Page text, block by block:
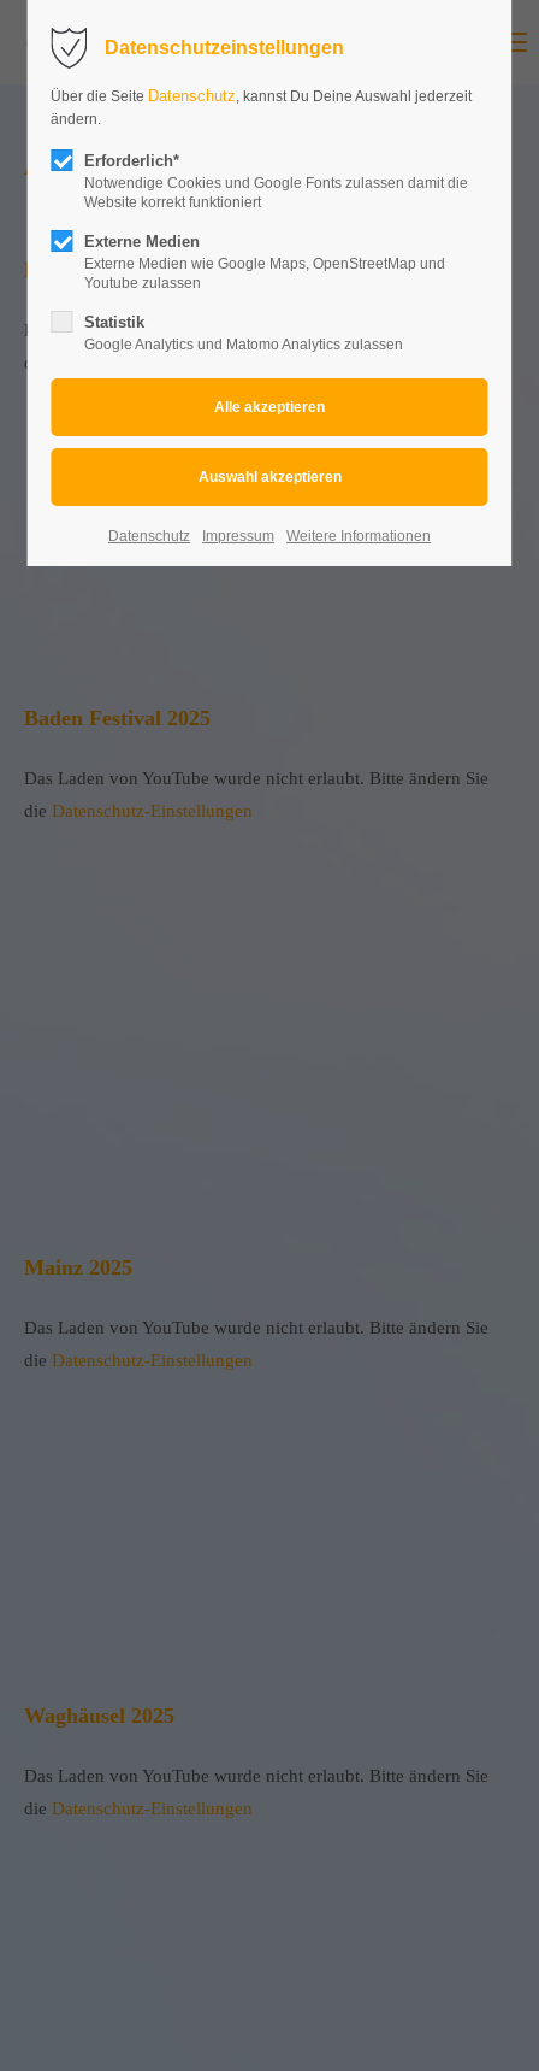
Aftermovies
Koblenz 2025
Das Laden von YouTube wurde nicht erlaubt. Bitte ändern Sie
die
Baden Festival 2025
Das Laden von YouTube wurde nicht erlaubt. Bitte ändern Sie
die Datenschutz-Einstellungen
Mainz 2025
Das Laden von YouTube wurde nicht erlaubt. Bitte ändern Sie
die Datenschutz-Einstellungen
Waghäusel 2025
Das Laden von YouTube wurde nicht erlaubt. Bitte ändern Sie
die Datenschutz-Einstellungen
Datenschutzeinstellungen
Über die Seite Datenschutz, kannst Du Deine Auswahl jederzeit
ändern.
Erforderlich*
Notwendige Cookies und Google Fonts zulassen damit die
Website korrekt funktioniert
Externe Medien
Externe Medien wie Google Maps, OpenStreetMap und
Youtube zulassen
Statistik
Google Analytics und Matomo Analytics zulassen
Datenschutz Impressum Weitere Informationen